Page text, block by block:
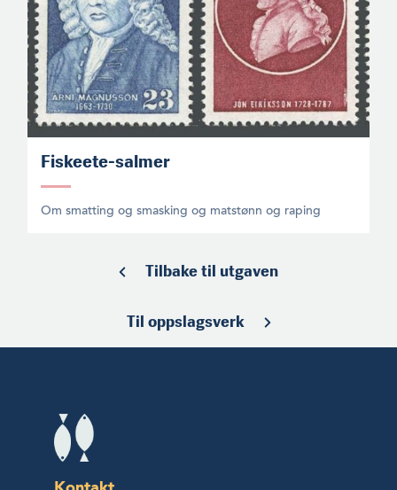
Fiskeete-salmer
Om smatting og smasking og matstønn og raping
Tilbake til utgaven
Til oppslagsverk